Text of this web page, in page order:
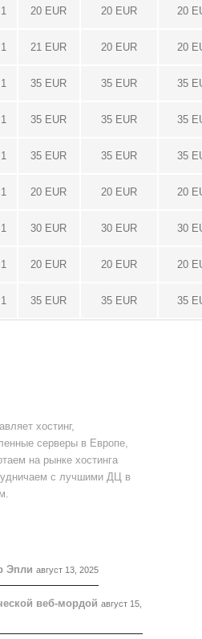
20 EUR 20 EUR 20
21 EUR 20 EUR 20
35 EUR 35 EUR 35
35 EUR 35 EUR 35
35 EUR 35 EUR 35
20 EUR 20 EUR 20
30 EUR 30 EUR 30
20 EUR 20 EUR 20
35 EUR 35 EUR 35
хостинг,
серверы в Европе,
на рынке хостинга
с лучшими ДЦ в
Эпли август 13, 2025
веб-мордой август 15,